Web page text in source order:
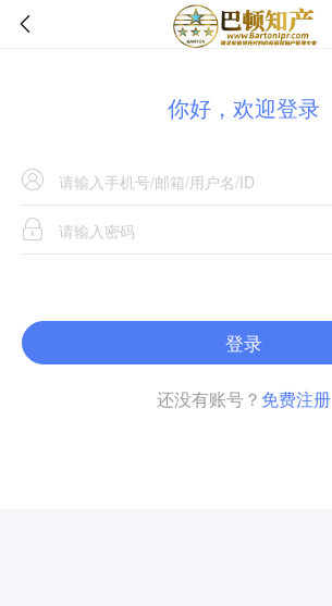
你好，欢迎登录
登录
还没有账号？ 免费注册